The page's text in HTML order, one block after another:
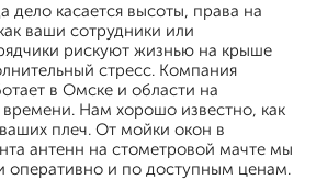
дело касается высоты, права на
ваши сотрудники или
рискуют жизнью на крыше
стресс. Компания
в Омске и области на
Нам хорошо известно, как
ваших плеч. От мойки окон в
антенн на стометровой мачте мы
и по доступным ценам.